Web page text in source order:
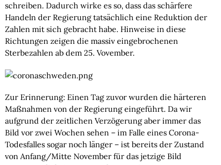
schreiben. Dadurch wirke es so, dass das schärfere
Handeln der Regierung tatsächlich eine Reduktion der
Zahlen mit sich gebracht habe. Hinweise in diese
Richtungen zeigen die massiv eingebrochenen
Sterbezahlen ab dem 25. Vovember.
Zur Erinnerung: Einen Tag zuvor wurden die härteren
Maßnahmen von der Regierung eingeführt. Da wir
aufgrund der zeitlichen Verzögerung aber immer das
Bild vor zwei Wochen sehen – im Falle eines Corona-
Todesfalles sogar noch länger – ist bereits der Zustand
von Anfang/Mitte November für das jetzige Bild